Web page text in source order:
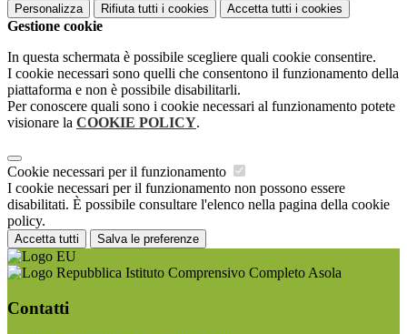
Personalizza Rifiuta tutti i cookies Accetta tutti i cookies
Gestione cookie
In questa schermata è possibile scegliere quali cookie consentire.
I cookie necessari sono quelli che consentono il funzionamento della
piattaforma e non è possibile disabilitarli.
Per conoscere quali sono i cookie necessari al funzionamento potete
visionare la COOKIE POLICY.
Cookie necessari per il funzionamento
I cookie necessari per il funzionamento non possono essere
disabilitati. È possibile consultare l'elenco nella pagina della cookie
policy.
Accetta tutti Salva le preferenze
Istituto Comprensivo Completo Asola
Contatti